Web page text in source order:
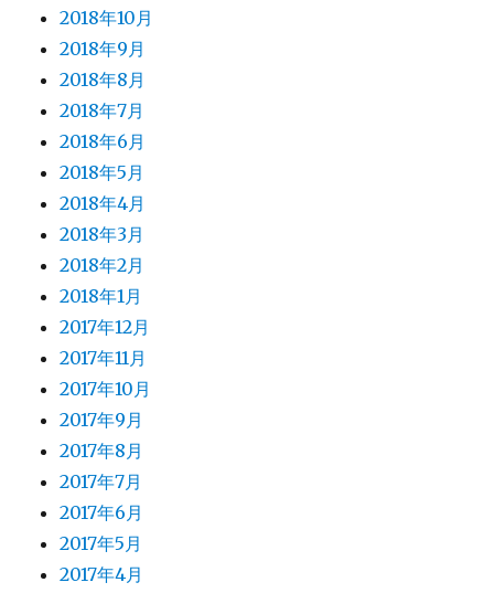
2018年10月
2018年9月
2018年8月
2018年7月
2018年6月
2018年5月
2018年4月
2018年3月
2018年2月
2018年1月
2017年12月
2017年11月
2017年10月
2017年9月
2017年8月
2017年7月
2017年6月
2017年5月
2017年4月